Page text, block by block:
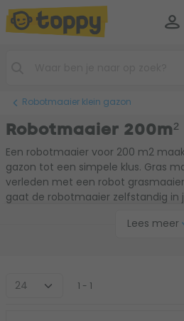
Robotmaaier klein gazon
Robotmaaier 200m²
Een robotmaaier voor 200 m2
gazon tot een simpele klus. Gras
verleden met een robot
gaat de robotmaaier zelfstandig in
Lees meer
1 - 1